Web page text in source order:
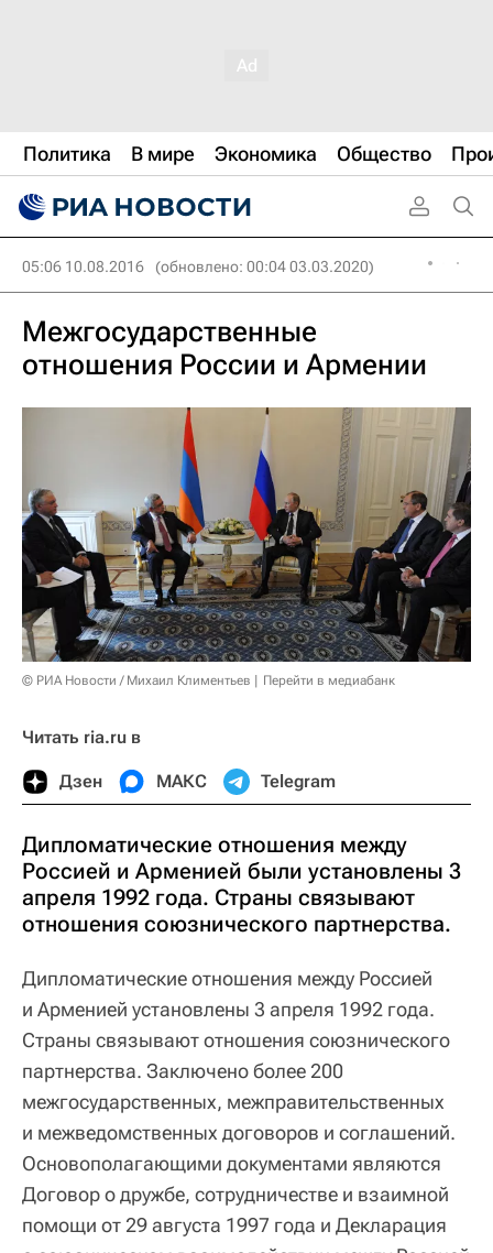
Политика В мире Экономика Общество
05:06 10.08.2016 (обновлено: 00:04 03.03.2020)
Межгосударственные
отношения России и Армении
© РИА Новости / Михаил Климентьев Перейти в медиабанк
Читать ria.ru в
Дзен МАКС Telegram
Дипломатические отношения между
Россией и Арменией были установлены 3
апреля 1992 года. Страны связывают
отношения союзнического партнерства.
Дипломатические отношения между Россией
и Арменией установлены 3 апреля 1992 года.
Страны связывают отношения союзнического
партнерства. Заключено более 200
межгосударственных, межправительственных
и межведомственных договоров и соглашений.
Основополагающими документами являются
Договор о дружбе, сотрудничестве и взаимной
помощи от 29 августа 1997 года и Декларация